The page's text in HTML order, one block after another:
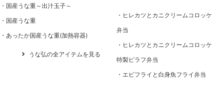
国産うな重～出汁玉子～
国産うな重
あったか国産うな重(加熱容器)
うな弘の全アイテムを見る
ヒレカツとカニクリームコロッケ
弁当
ヒレカツとカニクリームコロッケ
特製ピラフ弁当
エビフライと白身魚フライ弁当